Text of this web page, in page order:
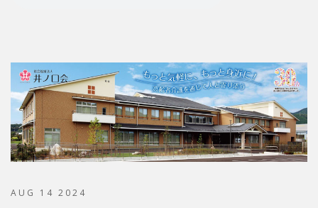
AUG 14 2024